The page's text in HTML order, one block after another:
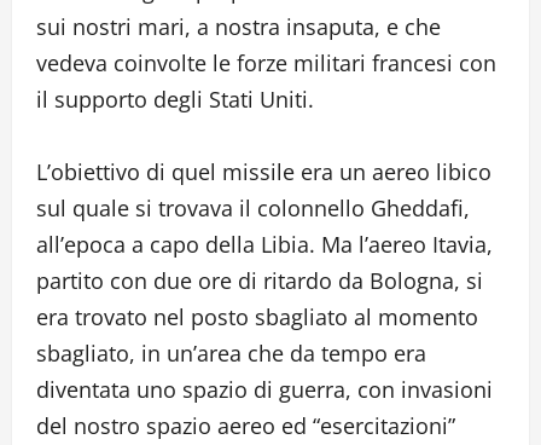
sui nostri mari, a nostra insaputa, e che
vedeva coinvolte le forze militari francesi con
il supporto degli Stati Uniti.
L’obiettivo di quel missile era un aereo libico
sul quale si trovava il colonnello Gheddafi,
all’epoca a capo della Libia. Ma l’aereo Itavia,
partito con due ore di ritardo da Bologna, si
era trovato nel posto sbagliato al momento
sbagliato, in un’area che da tempo era
diventata uno spazio di guerra, con invasioni
del nostro spazio aereo ed “esercitazioni”